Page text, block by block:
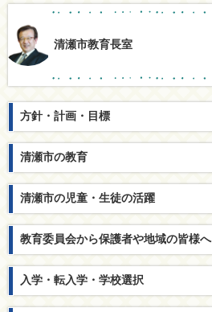
清瀬市教育長室
方針・計画・目標
清瀬市の教育
清瀬市の児童・生徒の活躍
教育委員会から保護者や地域の皆様へ
入学・転入学・学校選択